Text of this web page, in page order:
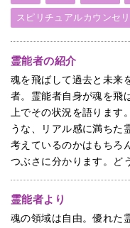
スピリチュアルカウンセ
霊能者の紹介
魂を飛ばして過去と未来
者。霊能者自身が魂を飛
上でその状況を語ります
うな、リアル感に満ちた
考えているのかはもちろ
つぶさに分かります。ど
霊能者より
魂の領域は自由。優れた